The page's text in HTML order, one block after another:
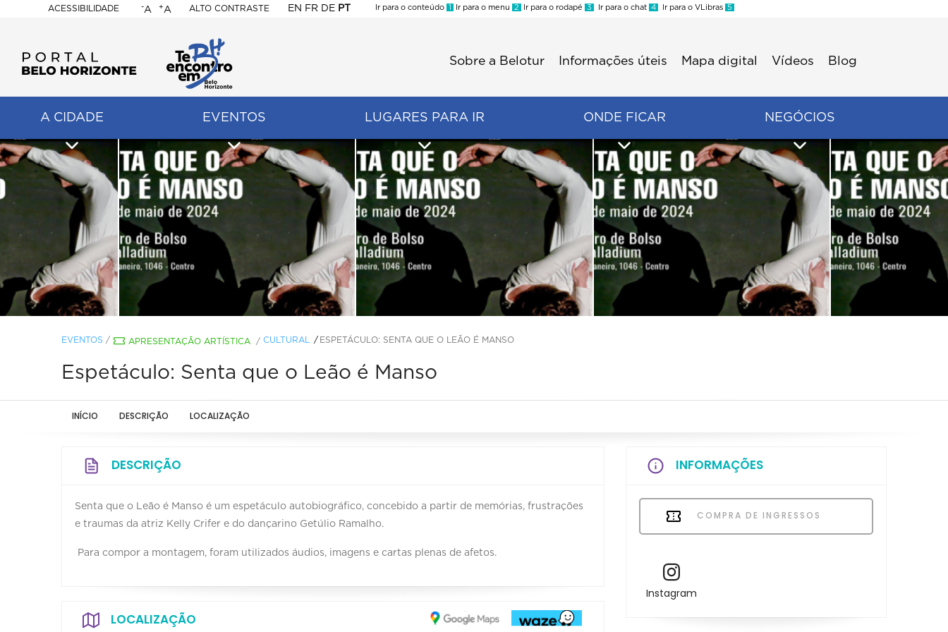
ACESSIBILIDADE
BELO
HORIZONTE
-A +A ALTO CONTRASTE EN FR DE PT
Ir para o conteúdo 1 Ir para o menu 2 Ir para o rodapé 3 Ir para o chat 4 Ir para o VLibras 5
Sobre a Belotur Informações úteis Mapa digital Vídeos Blog
A CIDADE EVENTOS LUGARES PARA IR ONDE FICAR NEGÓCIOS
EVENTOS / APRESENTAÇÃO ARTÍSTICA / CULTURAL ESPETÁCULO: SENTA QUE O LEÃO É MANSO
Espetáculo: Senta que o Leão é Manso
INÍCIO DESCRIÇÃO LOCALIZAÇÃO
DESCRIÇÃO
Senta que o Leão é Manso é um espetáculo autobiográfico, concebido a partir de memórias, frustrações
e traumas da atriz Kelly Crifer e do dançarino Getúlio Ramalho.
Para compor a montagem, foram utilizados áudios, imagens e cartas plenas de afetos.
LOCALIZAÇÃO
INFORMAÇÕES
COMPRA DE INGRESSOS
Instagram